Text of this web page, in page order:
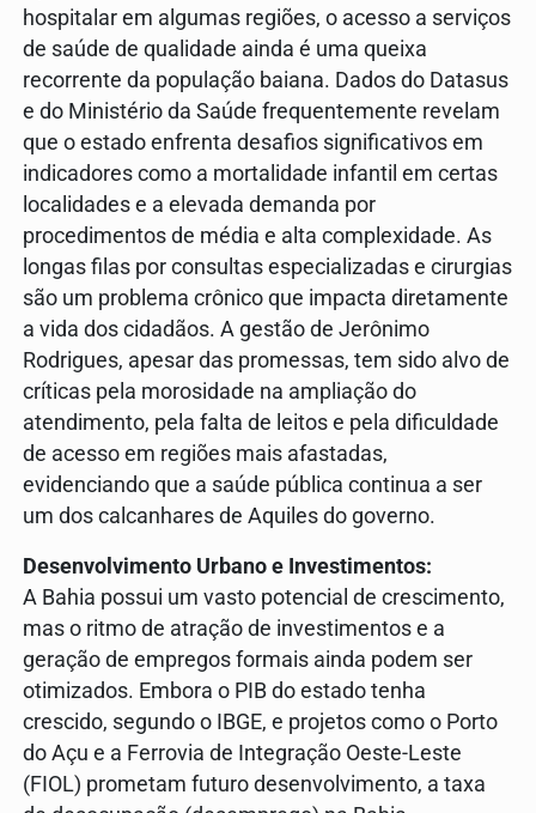
hospitalar em algumas regiões, o acesso a serviços
de saúde de qualidade ainda é uma queixa
recorrente da população baiana. Dados do Datasus
e do Ministério da Saúde frequentemente revelam
que o estado enfrenta desafios significativos em
indicadores como a mortalidade infantil em certas
localidades e a elevada demanda por
procedimentos de média e alta complexidade. As
longas filas por consultas especializadas e cirurgias
são um problema crônico que impacta diretamente
a vida dos cidadãos. A gestão de Jerônimo
Rodrigues, apesar das promessas, tem sido alvo de
críticas pela morosidade na ampliação do
atendimento, pela falta de leitos e pela dificuldade
de acesso em regiões mais afastadas,
evidenciando que a saúde pública continua a ser
um dos calcanhares de Aquiles do governo.
Desenvolvimento Urbano e Investimentos:
A Bahia possui um vasto potencial de crescimento,
mas o ritmo de atração de investimentos e a
geração de empregos formais ainda podem ser
otimizados. Embora o PIB do estado tenha
crescido, segundo o IBGE, e projetos como o Porto
do Açu e a Ferrovia de Integração Oeste-Leste
(FIOL) prometam futuro desenvolvimento, a taxa